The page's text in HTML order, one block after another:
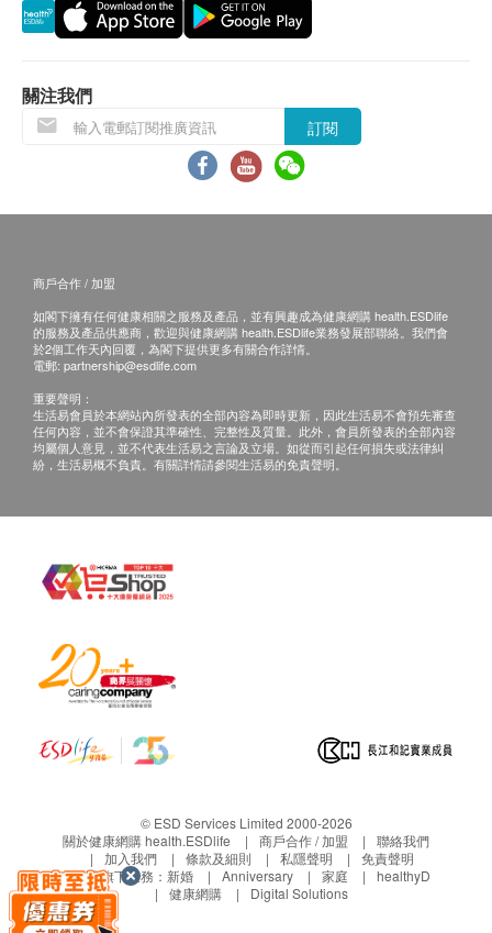
丙種谷氨轉移酶
谷草轉氨酶
鹼性磷酸酶
甲型肝炎檢查
乙型肝炎表面抗體
報告
醫生講解報告
報告
全面至尊健康檢查計劃、標準健康檢查計劃、婚前健
康評估計劃：
進行健康檢查後，一般情況下，需大概14個工作天跟
進檢查報告， 工作天不包括星期六、日及公眾假期。
(1) 完成所有測試之日起三個月內複診。
(2) 視像複診: 親身或授權親友自取報告。報告亦可以
風險。)
B. 國內客戶或海外客人:
(1) 完成所有測試之日起三個月內複診。
進行健康檢查後，一般情況下，需大概14個工作天跟
進檢查報告， 工作天不包括星期六、日及公眾假期。
輪候報告講解時間會因應不同情況(如個別化驗項目所
A. 本地客戶:
式寄送 。(客人需自行承擔郵寄報告之風險。)
B. 國內客戶或海外客人:
親身或授權親友自取報告。報告亦可以電郵或郵寄方
式寄送 。(需要另行收取郵費及客人自行承擔郵寄報
關注我們
訂閱
商戶合作 / 加盟
如閣下擁有任何健康相關之服務及產品，並有興趣成為健康網購 health.ESDlife
的服務及產品供應商，歡迎與健康網購 health.ESDlife業務發展部聯絡。我們會
於2個工作天內回覆，為閣下提供更多有關合作詳情。
電郵: partnership@esdlife.com
重要聲明：
生活易會員於本網站內所發表的全部內容為即時更新，因此生活易不會預先審查
任何內容，並不會保證其準確性、完整性及質量。此外，會員所發表的全部內容
均屬個人意見，並不代表生活易之言論及立場。如從而引起任何損失或法律糾
紛，生活易概不負責。有關詳情請參閱生活易的免責聲明。
© ESD Services Limited 2000-2026
關於健康網購 health.ESDlife
商戶合作 / 加盟
聯絡我們
加入我們
條款及細則 私隱聲明
免責聲明
生活易旗下業務： 新婚 Anniversary 家庭
healthyD
健康網購
Digital Solutions